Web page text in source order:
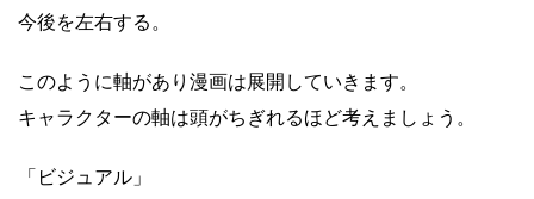
今後を左右する。
このように軸があり漫画は展開していきます。
キャラクターの軸は頭がちぎれるほど考えましょう。
「ビジュアル」